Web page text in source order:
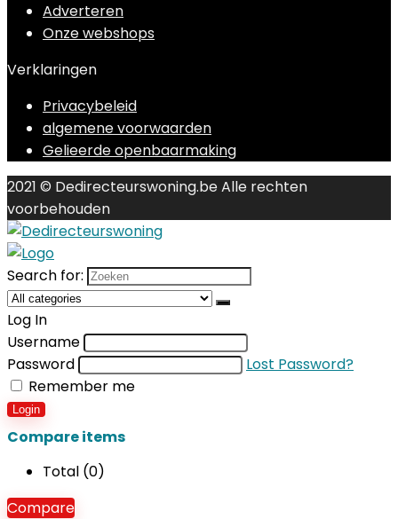
Adverteren
Onze webshops
Verklaringen
Privacybeleid
algemene voorwaarden
Gelieerde openbaarmaking
2021 © Dedirecteurswoning.be Alle rechten
voorbehouden
Search for:
Log In
Username
Password
Lost Password?
Remember me
Login
Compare items
Total (0)
Compare